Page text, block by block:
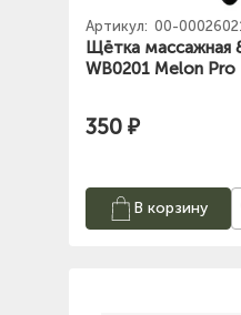
Артикул: 00-
Щётка массажная
WB0201 Melon Pro
350 ₽
В корзину